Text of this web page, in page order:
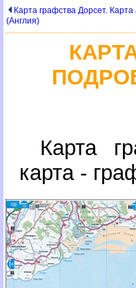
Карта графства Дорсет.
(Англия)
Карта
карта -